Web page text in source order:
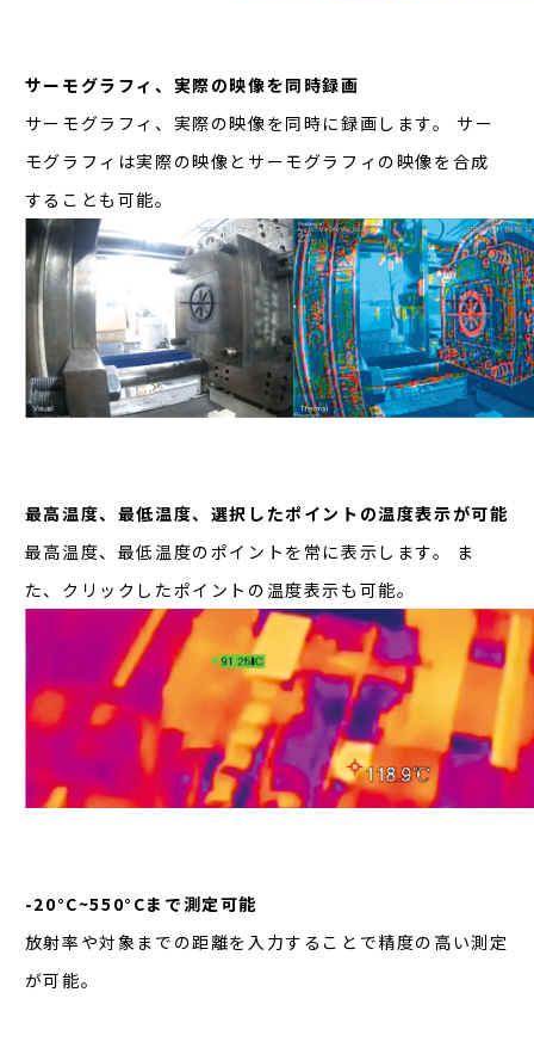
サーモグラフィ、実際の映像を同時録画
サーモグラフィ、実際の映像を同時に録画します。 サー
モグラフィは実際の映像とサーモグラフィの映像を合成
することも可能。
最高温度、最低温度、選択したポイントの温度表示が可能
最高温度、最低温度のポイントを常に表示します。 ま
た、クリックしたポイントの温度表示も可能。
-20°C~550°Cまで測定可能
放射率や対象までの距離を入力することで精度の高い測定
が可能。